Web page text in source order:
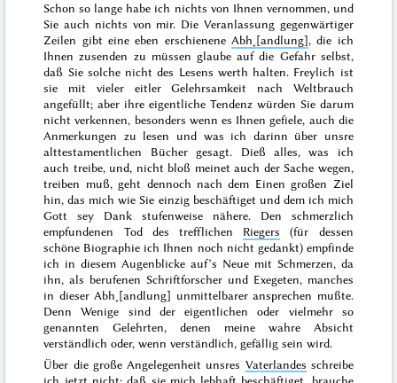
Schon so lange habe ich nichts von Ihnen vernommen, und
Sie auch nichts von mir. Die Veranlassung gegenwärtiger
Zeilen gibt eine eben erschieneneAbh˖[andlung], die ich
Ihnen zusenden zu müssen glaube auf die Gefahr selbst,
daß Sie solche nicht des Lesens werth halten. Freylich ist
sie mit vieler eitler Gelehrsamkeit nach Weltbrauch
angefüllt; aber ihre eigentliche Tendenz würden Sie darum
nicht verkennen, besonders wenn es Ihnen gefiele, auch die
Anmerkungen zu lesen und was ich darinn über unsre
alttestamentlichen Bücher gesagt. Dieß alles, was ich
auch treibe, und, nicht bloß meinet auch der Sache wegen,
treiben muß, geht dennoch nach dem Einen großen Ziel
hin, das mich wie Sie einzig beschäftiget und dem ich mich
Gott sey Dank stufenweise nähere. Den schmerzlich
empfundenen Tod des trefflichen Riegers (für dessen
schöne Biographie ich Ihnen noch nicht gedankt) empfinde
ich in diesem Augenblicke auf’s Neue mit Schmerzen, da
ihn, als berufenen Schriftforscher und Exegeten, manches
in dieser Abh˖[andlung] unmittelbarer ansprechen mußte.
Denn Wenige sind der eigentlichen oder vielmehr so
genannten Gelehrten, denen meine wahre Absicht
verständlich oder, wenn verständlich, gefällig sein wird.
Über die große Angelegenheit unsres Vaterlandes schreibe
ich jetzt nicht; daß sie mich lebhaft beschäftiget, brauche